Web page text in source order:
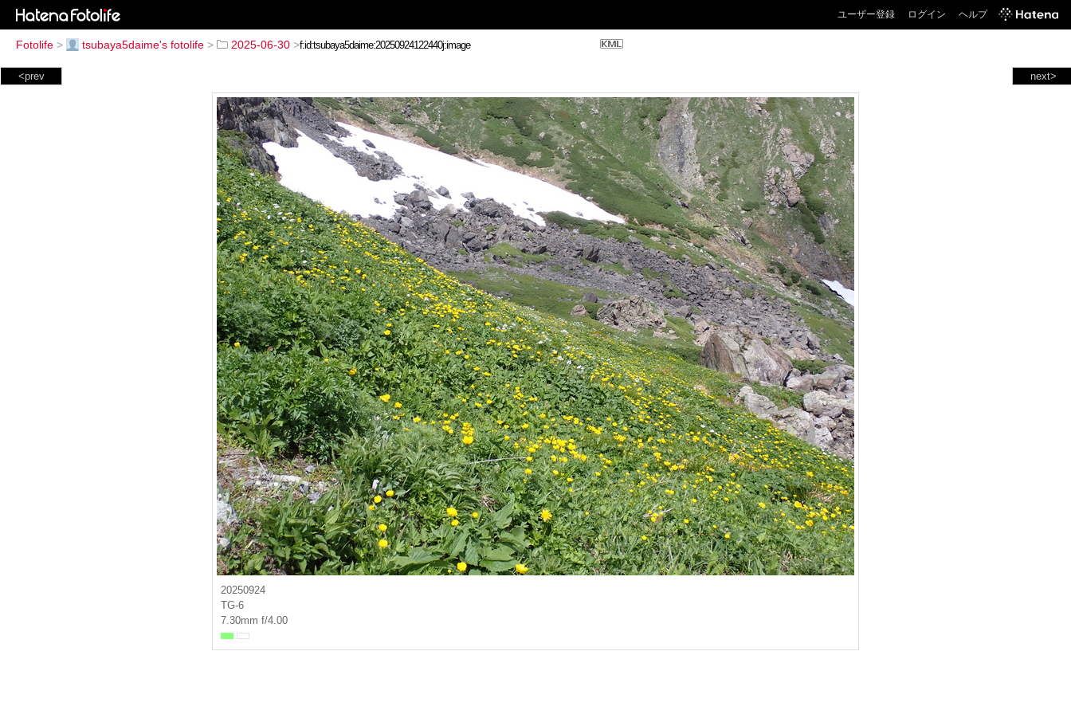
ユーザー登録 ログイン ヘルプ
Fotolife > tsubaya5daime's fotolife > 2025-06-30 >
next>
<prev
20250924
TG-6
7.30mm f/4.00